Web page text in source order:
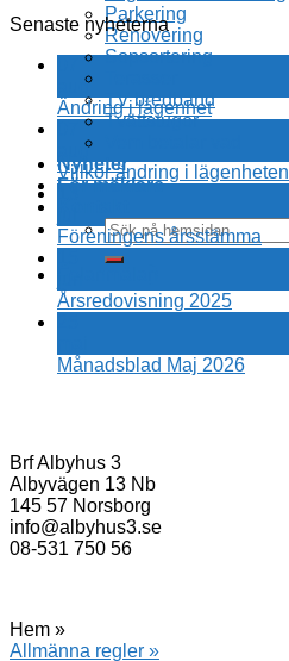
Parkering
Renovering
Sopsortering
TV bredband
Tvättstugor
Nyheter
För mäklare
Senaste nyheterna
aug
Ändring i lägenhet
aug
Villkor ändring i lägenheten
Föreningens årsstämma
Årsredovisning 2025
Månadsblad Maj 2026
Brf Albyhus 3
Albyvägen 13 Nb
145 57 Norsborg
info@albyhus3.se
08-531 750 56
Hem »
Allmänna regler »